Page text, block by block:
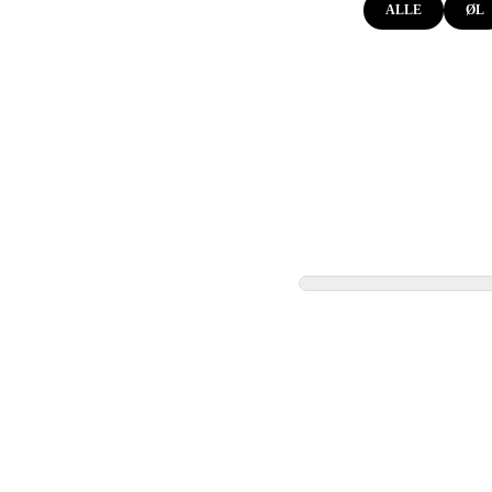
ALLE ØL